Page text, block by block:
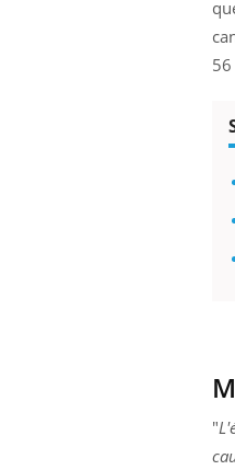
56
"
Il y a des
sur la maladie